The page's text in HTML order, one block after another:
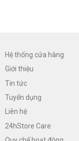
Hệ thống cửa hàng
Giới thiệu
Tin tức
Tuyển dụng
Liên hệ
24hStore Care